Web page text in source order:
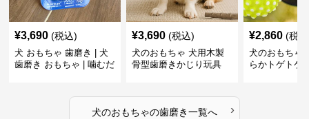
¥3,690 (税込)
犬 おもちゃ 歯磨き | 犬
歯磨き おもちゃ | 噛むだ
¥3,690 (税込)
犬のおもちゃ 犬用木製
骨型歯磨きかじり玩具
¥2,860 (税
犬のおもちゃ
らかトゲトゲ
犬のおもちゃの歯磨き一覧へ ›